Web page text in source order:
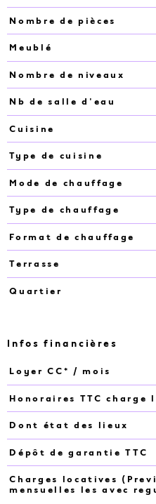
Nombre de pièces
Meublé
Nombre de niveaux
Nb de salle d'eau
Cuisine
Type de cuisine
Mode de chauffage
Type de chauffage
Format de chauffage
Terrasse
Quartier
Infos financières
Caractéristiques Valeurs
Loyer CC* / mois
Honoraires TTC charge
Dont état des lieux
Dépôt de garantie TTC
Charges locatives
mensuelles les avec